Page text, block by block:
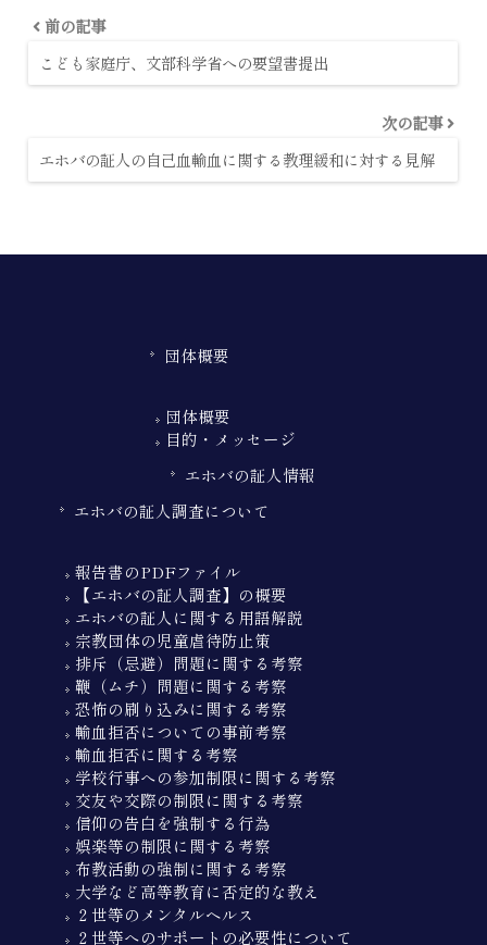
前の記事
こども家庭庁、文部科学省への要望書提出
次の記事
エホバの証人の自己血輸血に関する教理緩和に対する見解
団体概要
団体概要
目的・メッセージ
エホバの証人情報
エホバの証人調査について
報告書のPDFファイル
【エホバの証人調査】の概要
エホバの証人に関する用語解説
宗教団体の児童虐待防止策
排斥（忌避）問題に関する考察
鞭（ムチ）問題に関する考察
恐怖の刷り込みに関する考察
輸血拒否についての事前考察
輸血拒否に関する考察
学校行事への参加制限に関する考察
交友や交際の制限に関する考察
信仰の告白を強制する行為
娯楽等の制限に関する考察
布教活動の強制に関する考察
大学など高等教育に否定的な教え
２世等のメンタルヘルス
２世等へのサポートの必要性について